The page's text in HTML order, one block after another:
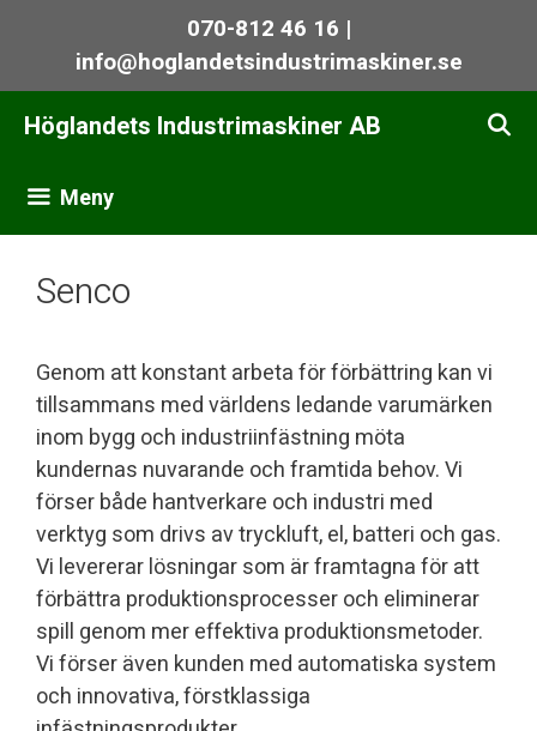
070-812 46 16 |
info@hoglandetsindustrimaskiner.se
Höglandets Industrimaskiner AB
Meny
Senco
Genom att konstant arbeta för förbättring kan vi
tillsammans med världens ledande varumärken
inom bygg och industriinfästning möta
kundernas nuvarande och framtida behov. Vi
förser både hantverkare och industri med
verktyg som drivs av tryckluft, el, batteri och gas.
Vi levererar lösningar som är framtagna för att
förbättra produktionsprocesser och eliminerar
spill genom mer effektiva produktionsmetoder.
Vi förser även kunden med automatiska system
och innovativa, förstklassiga